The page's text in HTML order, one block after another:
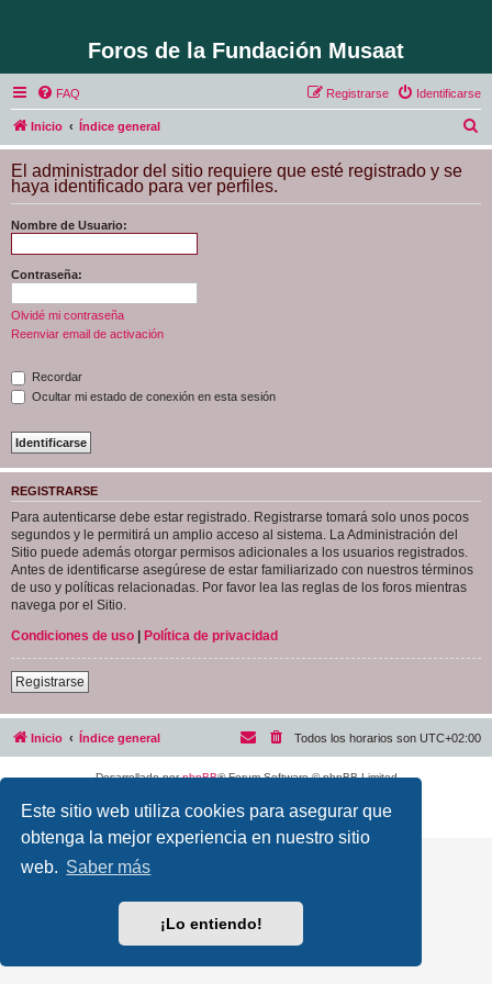
Este sitio web utiliza cookies para asegurar que
obtenga la mejor experiencia en nuestro sitio
web. Saber más
¡Lo entiendo!
Foros de la Fundación Musaat
FAQ Identificarse
Registrarse
Inicio Índice general
u
c
El administrador del sitio requiere que esté registrado y se
haya identificado para ver perfiles.
Nombre de Usuario:
Contraseña:
Olvidé mi contraseña
Reenviar email de activación
Recordar
Ocultar mi estado de conexión en esta sesión
REGISTRARSE
Para autenticarse debe estar registrado. Registrarse tomará solo unos pocos
segundos y le permitirá un amplio acceso al sistema. La Administración del
Sitio puede además otorgar permisos adicionales a los usuarios registrados.
Antes de identificarse asegúrese de estar familiarizado con nuestros términos
de uso y políticas relacionadas. Por favor lea las reglas de los foros mientras
navega por el Sitio.
Condiciones de uso | Política de privacidad
Registrarse
Inicio Índice general Todos los horarios son UTC+02:00
Desarrollado porphpBB® Forum Software © phpBB Limited
Privacidad| Condiciones